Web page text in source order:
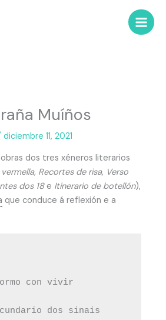
Muíños
diciembre 11, 2021
dos tres xéneros literarios
Recortes de risa, Verso
dos 18 e Itinerario de botellón),
que conduce á reflexión e a
con vivir
dos sinais